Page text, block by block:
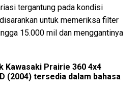
tergantung pada kondisi
untuk memeriksa filter
15.000 mil dan menggantinya
Kawasaki Prairie 360 4x4
(2004) tersedia dalam bahasa